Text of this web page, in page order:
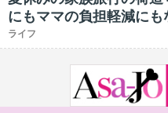
にもママの負担軽減にも
ライフ